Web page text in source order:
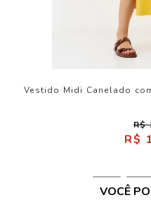
Vestido Midi Canelado
R$
R$
VOCÊ